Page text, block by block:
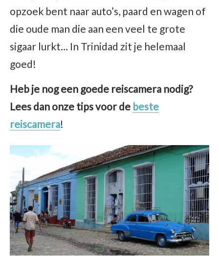
opzoek bent naar auto’s, paard en wagen of
die oude man die aan een veel te grote
sigaar lurkt… In Trinidad zit je helemaal
goed!
Heb je nog een goede reiscamera nodig?
Lees dan onze tips voor de beste
reiscamera!